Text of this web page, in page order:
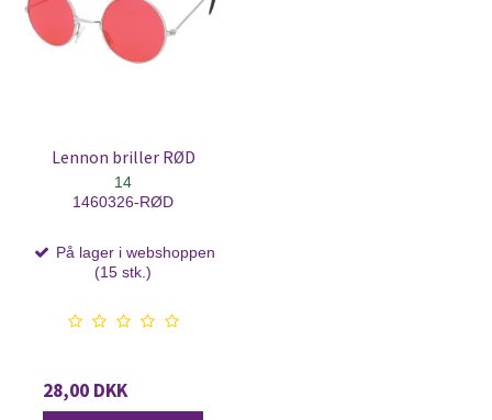
Lennon briller RØD
14
1460326-RØD
På lager i webshoppen
(15 stk.)
28,00 DKK